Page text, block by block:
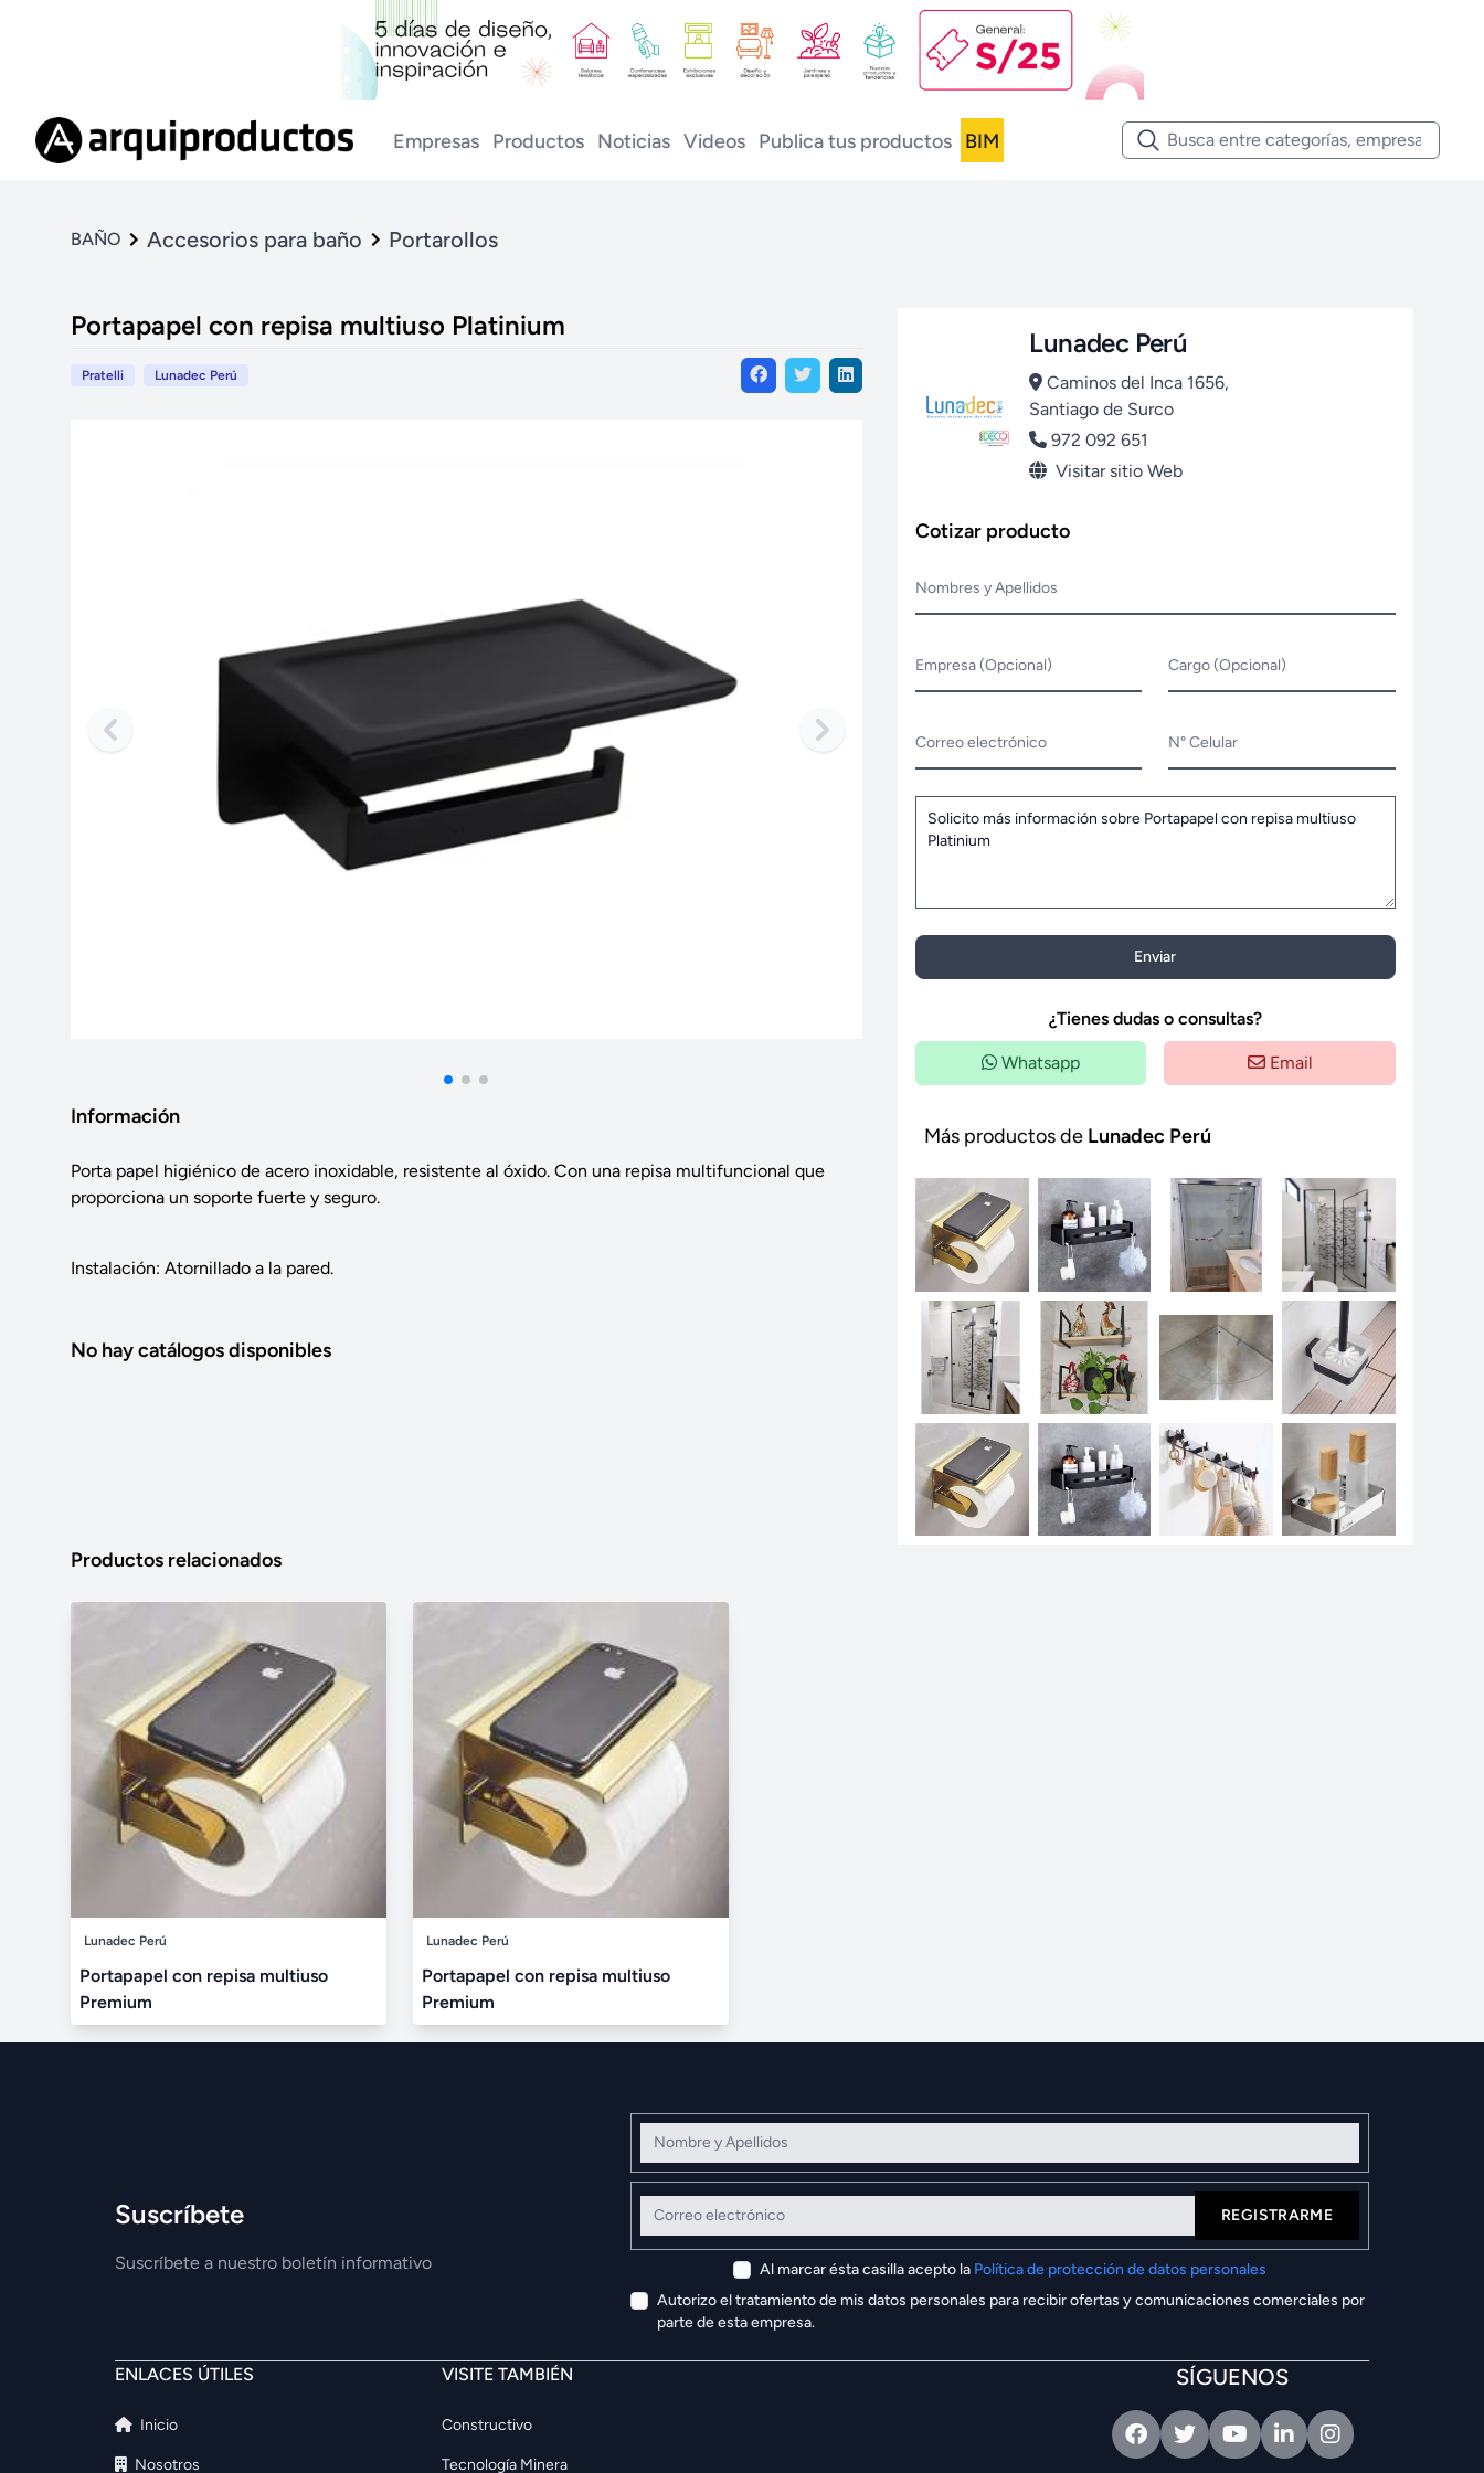
Empresas Productos Noticias Videos Publica tus productos BIM
BAÑO Accesorios para baño Portarollos
Portapapel con repisa multiuso Platinium
Pratelli Lunadec Perú
Información
Porta papel higiénico de acero inoxidable, resistente al óxido. Con una repisa multifuncional que
proporciona un soporte fuerte y seguro.
Instalación: Atornillado a la pared.
No hay catálogos disponibles
Lunadec Perú
Caminos del Inca 1656,
Santiago de Surco
972 092 651
Visitar sitio Web
Cotizar producto
Nombres y Apellidos
Empresa (Opcional) Cargo (Opcional)
Correo electrónico N° Celular
Enviar
¿Tienes dudas o consultas?
Whatsapp Email
Más productos de Lunadec Perú
Productos relacionados
Lunadec Perú
Portapapel con repisa multiuso
Premium
Lunadec Perú
Portapapel con repisa multiuso
Premium
Suscríbete
Suscríbete a nuestro boletín informativo
Nombre y Apellidos
Correo electrónico
REGISTRARME
Al marcar ésta casilla acepto la Política de protección de datos personales
Autorizo el tratamiento de mis datos personales para recibir ofertas y comunicaciones comerciales por
parte de esta empresa.
ENLACES ÚTILES
Inicio
Nosotros
VISITE TAMBIÉN
Constructivo
Tecnología Minera
SÍGUENOS
FacebookTwitterYoutubeLinkedinIntagram